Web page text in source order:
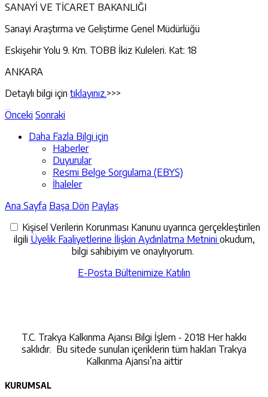
SANAYİ VE TİCARET BAKANLIĞI
Sanayi Araştırma ve Geliştirme Genel Müdürlüğü
Eskişehir Yolu 9. Km. TOBB İkiz Kuleleri. Kat: 18
ANKARA
Detaylı bilgi için tıklayınız.>>>
Önceki Sonraki
Daha Fazla Bilgi için
Haberler
Duyurular
Resmi Belge Sorgulama (EBYS)
İhaleler
Ana Sayfa Başa Dön Paylaş
Kişisel Verilerin Korunması Kanunu uyarınca gerçekleştirilen
ilgili Üyelik Faaliyetlerine İlişkin Aydınlatma Metnini okudum,
bilgi sahibiyim ve onaylıyorum.
E-Posta Bültenimize Katılın
T.C. Trakya Kalkınma Ajansı Bilgi İşlem - 2018 Her hakkı
saklıdır. Bu sitede sunulan içeriklerin tüm hakları Trakya
Kalkınma Ajansı’na aittir
KURUMSAL